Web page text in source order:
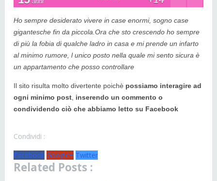
Ho sempre desiderato vivere in case enormi, sogno case
gigantesche fin da piccola.Ora che sto crescendo ho sempre
di più la fobia di qualche ladro in casa e mi prende un infarto
al minimo rumore, l unico posto nella quale mi sento sicura è
un appartamento che posso controllare
Il sito risulta molto divertente poichè possiamo interagire ad
ogni minimo post inserendo un commento o
condividendo ciò che abbiamo letto su Facebook
Condividi :
Facebook Google+ Twitter
Related Posts :